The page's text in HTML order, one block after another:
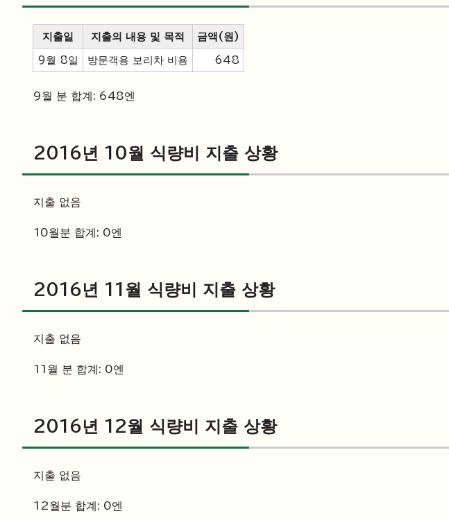
지출일 지출의 내용 및 목적 금액(원)
9월 8일 방문객용 보리차 비용 648
9월 분 합계: 648엔
2016년 10월 식량비 지출 상황
지출 없음
10월분 합계: 0엔
2016년 11월 식량비 지출 상황
지출 없음
11월 분 합계: 0엔
2016년 12월 식량비 지출 상황
지출 없음
12월분 합계: 0엔